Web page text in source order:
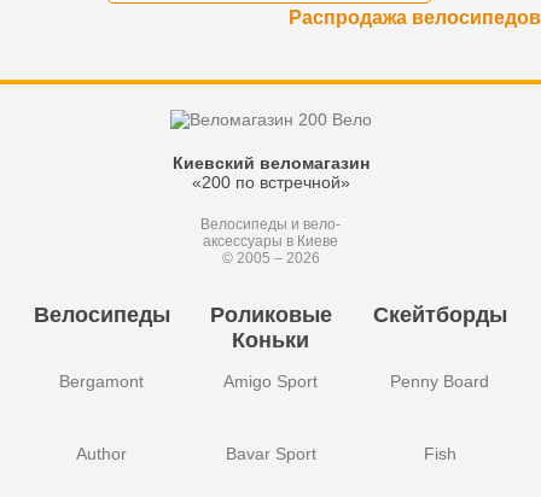
Распродажа велосипедов
Киевский веломагазин
«200 по встречной»
Велосипеды и вело-
аксессуары в Киеве
© 2005 – 2026
Велосипеды
Bergamont
Author
Роликовые
Коньки
Amigo Sport
Bavar Sport
Скейтборды
Penny Board
Fish